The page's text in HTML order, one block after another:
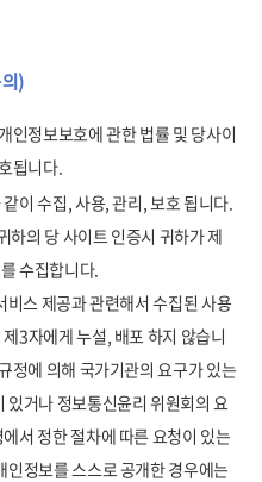
)
인정보보호에 관한 법률 및 당사이
됩니다.
이 수집, 사용, 관리, 보호 됩니다.
하의 당 사이트 인증시 귀하가 제
수집합니다.
스 제공과 관련해서 수집된 사용
3자에게 누설, 배포 하지 않습니
정에 의해 국가기관의 요구가 있는
있거나 정보통신윤리 위원회의 요
서 정한 절차에 따른 요청이 있는
인정보를 스스로 공개한 경우에는